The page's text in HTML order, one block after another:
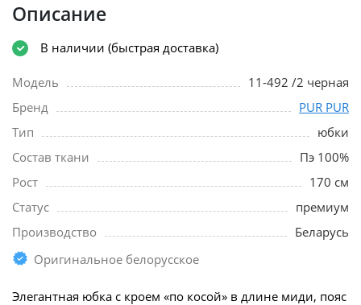
Описание
В наличии (быстрая доставка)
Модель
11-492 /2 черная
Бренд
PUR PUR
Тип
юбки
Состав ткани
Пэ 100%
Рост
170 см
Статус
премиум
Производство
Беларусь
Оригинальное белорусское
Элегантная юбка с кроем «по косой» в длине миди, пояс